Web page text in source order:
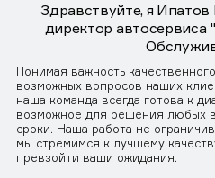
Здравствуйте, я
директор
Понимая важность
возможных вопросов наших
наша команда всегда готова к
возможное для решения любых
сроки. Наша работа не
мы стремимся к лучшему
превзойти ваши ожидания.